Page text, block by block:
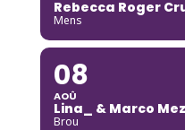
Rebecca Roger
Mens
08
AOÛ
Lina_ & Marco
Brou